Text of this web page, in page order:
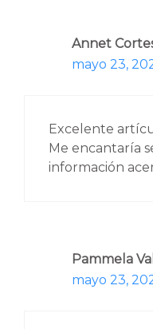
Annet
mayo 23,
Excelente
Me encantaría
información
Pammela
mayo 23,